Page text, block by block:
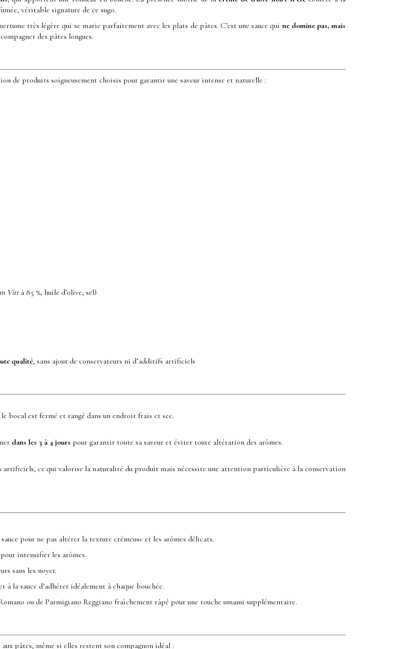
véritable signature de ce sugo.
très légère qui se marie parfaitement avec les plats de pâtes. C’est une sauce qui ne domine pas, mais
des pâtes longues.
de produits soigneusement choisis pour garantir une saveur intense et naturelle :
Vittà 85 %, huile d’olive, sel)
qualité, sans ajout de conservateurs ni d’additifs artificiels
bocal est fermé et rangé dans un endroit frais et sec.
dans les 3 à 4 jours pour garantir toute sa saveur et éviter toute altération des arômes.
artificiels, ce qui valorise la naturalité du produit mais nécessite une attention particulière à la conservation
pour ne pas altérer la texture crémeuse et les arômes délicats.
pour intensifier les arômes.
sans les noyer.
la sauce d’adhérer idéalement à chaque bouchée.
ou de Parmigiano Reggiano fraîchement râpé pour une touche umami supplémentaire.
pâtes, même si elles restent son compagnon idéal :